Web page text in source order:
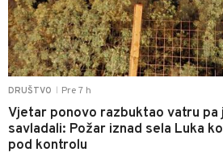
DRUŠTVO Pre 7 h
Vjetar ponovo razbuktao vatru pa
savladali: Požar iznad sela Luka
pod kontrolu